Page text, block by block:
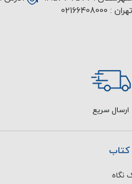
:
02166408000
ارسال سریع
کتاب
نگاه